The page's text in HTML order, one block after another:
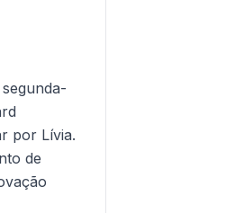
por Lívia.
de